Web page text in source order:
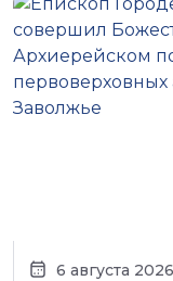
6 августа 2026